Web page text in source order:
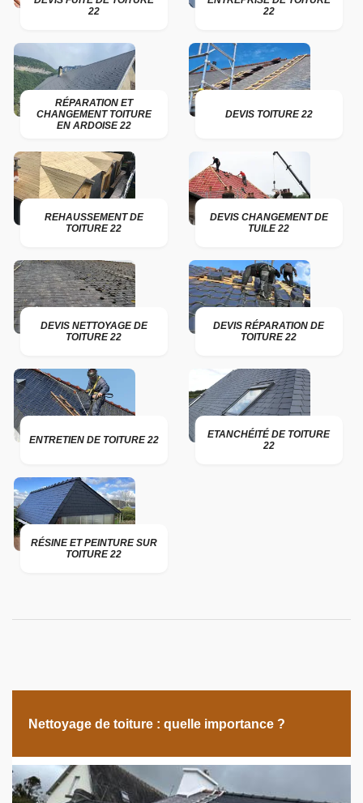
22
22
RÉPARATION ET
CHANGEMENT TOITURE
EN ARDOISE 22
DEVIS TOITURE 22
REHAUSSEMENT DE
TOITURE 22
DEVIS CHANGEMENT DE
TUILE 22
DEVIS NETTOYAGE DE
TOITURE 22
DEVIS RÉPARATION DE
TOITURE 22
ENTRETIEN DE TOITURE 22
ETANCHÉITÉ DE TOITURE
22
RÉSINE ET PEINTURE SUR
TOITURE 22
Nettoyage de toiture : quelle importance ?